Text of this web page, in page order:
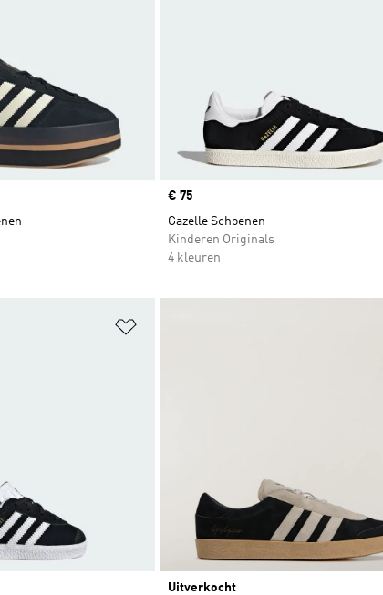
Price
€ 75
Gazelle Schoenen
Kinderen Originals
4 kleuren
Uitverkocht